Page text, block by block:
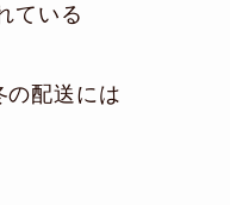
ている
の配送には